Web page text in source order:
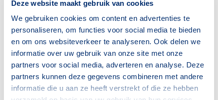
Deze website maakt gebruik van cookies
We gebruiken cookies om content en advertenties te
personaliseren, om functies voor social media te bieden
en om ons websiteverkeer te analyseren. Ook delen we
informatie over uw gebruik van onze site met onze
partners voor social media, adverteren en analyse. Deze
partners kunnen deze gegevens combineren met andere
informatie die u aan ze heeft verstrekt of die ze hebben